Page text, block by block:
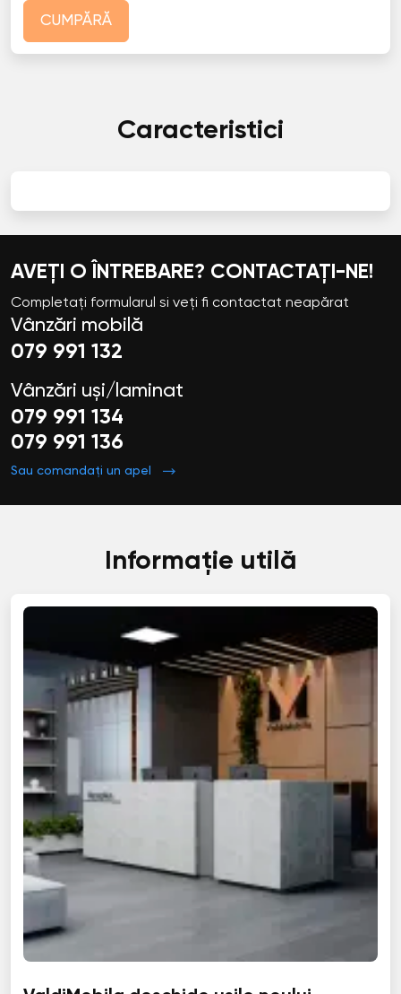
CUMPĂRĂ
Caracteristici
AVEȚI O ÎNTREBARE? CONTACTAȚI-NE!
Completați formularul si veți fi contactat neapărat
Vânzări mobilă
079 991 132
Vânzări uși/laminat
079 991 134
079 991 136
Sau comandați un apel
Informație utilă